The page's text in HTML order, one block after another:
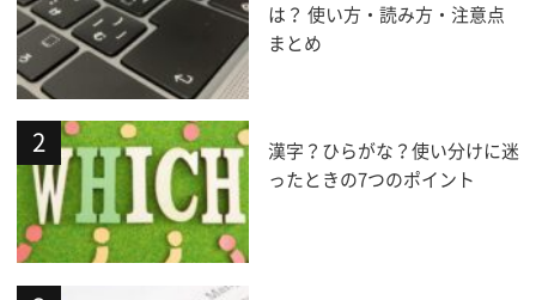
は？ 使い方・読み方・注意点
まとめ
漢字？ひらがな？使い分けに迷
ったときの7つのポイント